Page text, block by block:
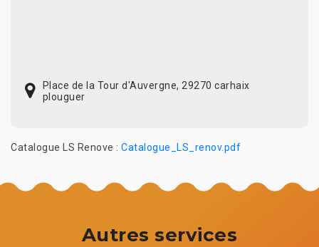
Place de la Tour d'Auvergne, 29270 carhaix
plouguer
Catalogue LS Renove : Catalogue_LS_renov.pdf
Autres services